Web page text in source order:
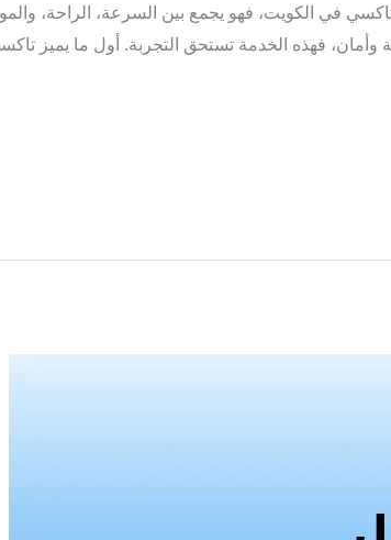
في الكويت، فهو يجمع بين السرعة، الراحة،
فهذه الخدمة تستحق التجربة. أول ما يميز